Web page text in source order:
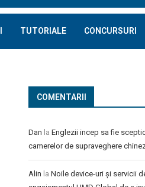
TUTORIALE CONCURSURI
COMENTARII
Dan la Englezii incep sa fie
camerelor de supraveghere
Alin la Noile device-uri și servicii